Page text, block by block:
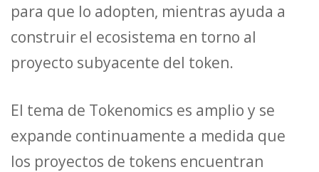
para que lo adopten, mientras ayuda a
construir el ecosistema en torno al
proyecto subyacente del token.
El tema de Tokenomics es amplio y se
expande continuamente a medida que
los proyectos de tokens encuentran